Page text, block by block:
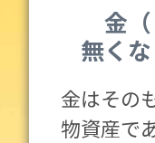
金
無く
金はその
物資産で